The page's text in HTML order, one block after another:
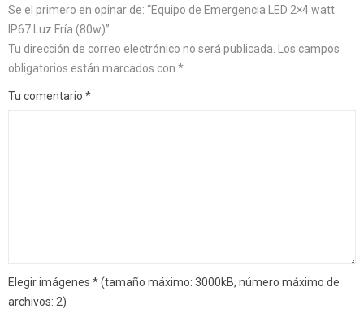
Se el primero en opinar de: “Equipo de Emergencia LED 2×4 watt
IP67 Luz Fría (80w)”
Tu dirección de correo electrónico no será publicada.
Los campos
obligatorios están marcados con *
Tu comentario *
Elegir imágenes *(tamaño máximo: 3000kB, número máximo de
archivos: 2)